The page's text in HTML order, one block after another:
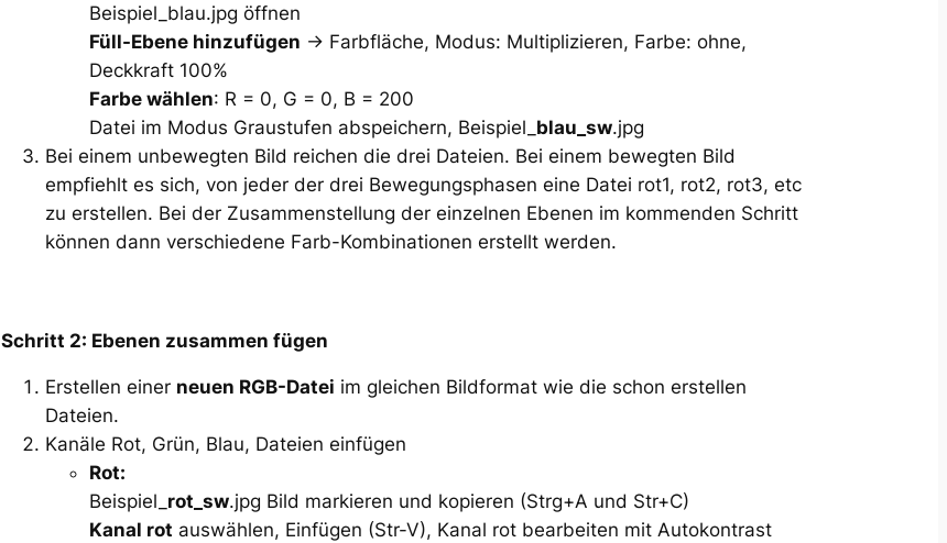
Beispiel_blau.jpg öffnen
Füll-Ebene hinzufügen -> Farbfläche, Modus: Multiplizieren, Farbe: ohne,
Deckkraft 100%
Farbe wählen: R = 0, G = 0, B = 200
Datei im Modus Graustufen abspeichern, Beispiel_ blau_sw.jpg
Bei einem unbewegten Bild reichen die drei Dateien. Bei einem bewegten Bild
empfiehlt es sich, von jeder der drei Bewegungsphasen eine Datei rot1, rot2, rot3, etc
zu erstellen. Bei der Zusammenstellung der einzelnen Ebenen im kommenden Schritt
können dann verschiedene Farb-Kombinationen erstellt werden.
Schritt 2: Ebenen zusammen fügen
Erstellen einer neuen RGB-Datei im gleichen Bildformat wie die schon erstellen
Dateien.
Kanäle Rot, Grün, Blau, Dateien einfügen
Rot:
Beispiel_ rot_sw.jpg Bild markieren und kopieren (Strg+A und Str+C)
Kanal rot auswählen, Einfügen (Str-V), Kanal rot bearbeiten mit Autokontrast